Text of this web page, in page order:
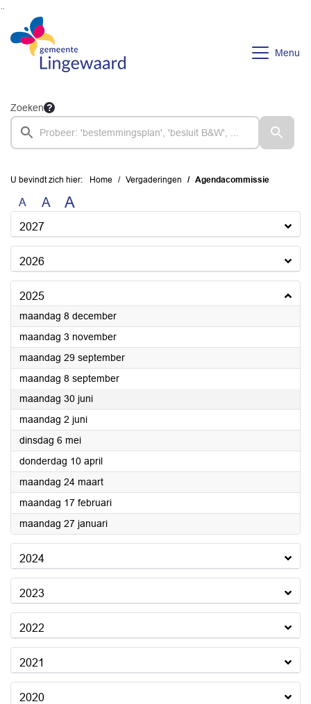
Ga naar de inhoud van deze pagina
Ga naar het zoeken
Ga naar het menu
Menu
Zoeken
U bevindt zich hier: Home Vergaderingen Agendacommissie
A A A
2027
2026
2025
maandag 8 december2025
maandag 3 november2025
maandag 29 september2025
maandag 8 september2025
maandag 30 juni2025
maandag 2 juni2025
dinsdag 6 mei2025
donderdag 10 april2025
maandag 24 maart2025
maandag 17 februari2025
maandag 27 januari2025
2024
2023
2022
2021
2020